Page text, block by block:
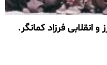
انقلابی فرزاد کمانگر.